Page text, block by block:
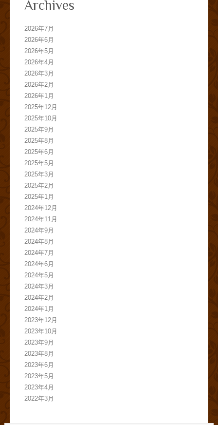
Archives
2026年7月
2026年6月
2026年5月
2026年4月
2026年3月
2026年2月
2026年1月
2025年12月
2025年10月
2025年9月
2025年8月
2025年6月
2025年5月
2025年3月
2025年2月
2025年1月
2024年12月
2024年11月
2024年9月
2024年8月
2024年7月
2024年6月
2024年5月
2024年3月
2024年2月
2024年1月
2023年12月
2023年10月
2023年9月
2023年8月
2023年6月
2023年5月
2023年4月
2022年3月